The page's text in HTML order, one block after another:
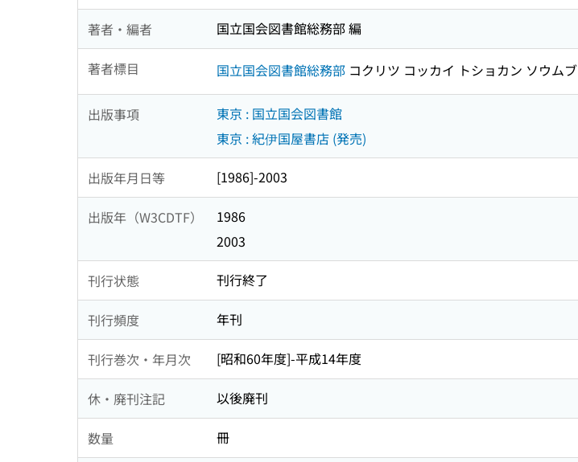
著者・編者 国立国会図書館総務部 編
著者標目 国立国会図書館総務部 コクリツ コッカイ トショカン ソウムブ
出版事項
東京 : 国立国会図書館
東京 : 紀伊国屋書店 (発売)
出版年月日等 [1986]-2003
出版年（W3CDTF）
1986
2003
刊行状態 刊行終了
刊行頻度 年刊
刊行巻次・年月次 [昭和60年度]-平成14年度
休・廃刊注記 以後廃刊
数量 冊